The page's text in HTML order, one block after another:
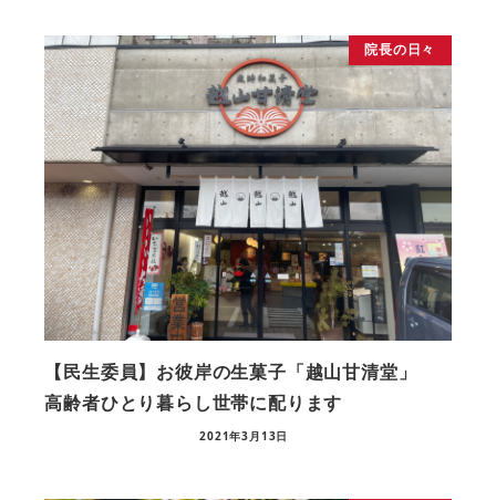
院長の日々
【民生委員】お彼岸の生菓子「越山甘清堂」
高齢者ひとり暮らし世帯に配ります
2021年3月13日